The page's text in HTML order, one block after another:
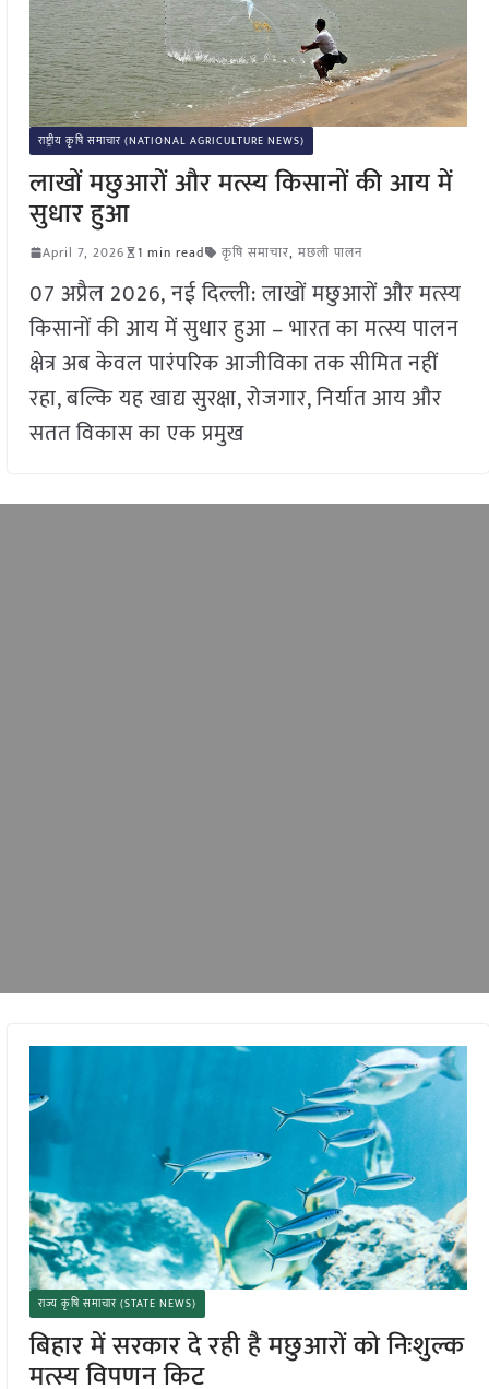
राष्ट्रीय कृषि समाचार (NATIONAL AGRICULTURE NEWS)
लाखों मछुआरों और मत्स्य किसानों की आय में
सुधार हुआ
April 7, 2026 1 min read कृषि समाचार, मछली पालन
07 अप्रैल 2026, नई दिल्ली: लाखों मछुआरों और मत्स्य
किसानों की आय में सुधार हुआ – भारत का मत्स्य पालन
क्षेत्र अब केवल पारंपरिक आजीविका तक सीमित नहीं
रहा, बल्कि यह खाद्य सुरक्षा, रोजगार, निर्यात आय और
सतत विकास का एक प्रमुख
राज्य कृषि समाचार (STATE NEWS)
बिहार में सरकार दे रही है मछुआरों को निःशुल्क
मत्स्य विपणन किट